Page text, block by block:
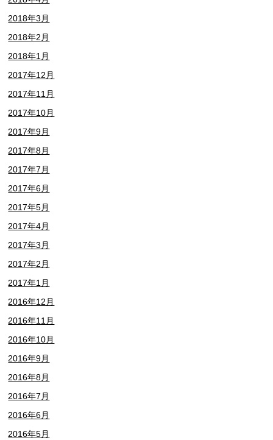
2018年3月
2018年2月
2018年1月
2017年12月
2017年11月
2017年10月
2017年9月
2017年8月
2017年7月
2017年6月
2017年5月
2017年4月
2017年3月
2017年2月
2017年1月
2016年12月
2016年11月
2016年10月
2016年9月
2016年8月
2016年7月
2016年6月
2016年5月